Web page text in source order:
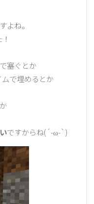
よね。
塞ぐとか
で埋めるとか
ですからね(´-ω-`)